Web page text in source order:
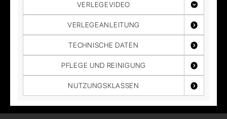
VERLEGEVIDEO
VERLEGEANLEITUNG
TECHNISCHE DATEN
PFLEGE UND REINIGUNG
NUTZUNGSKLASSEN